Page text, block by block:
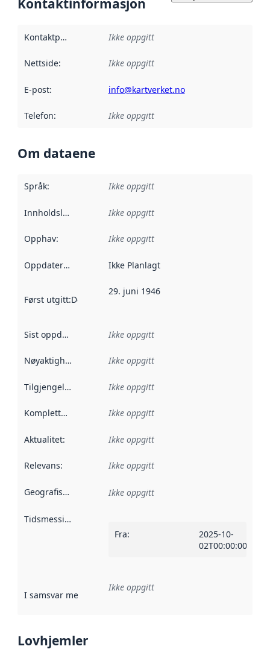
Kontaktinformasjon
Kontaktpunkt Ikke oppgitt
Nettside: Ikke oppgitt
E-post: info@kartverket.no
Telefon: Ikke oppgitt
Om dataene
Språk: Ikke oppgitt
Innholdsleverandører :
Ikke oppgitt
Opphav: Ikke oppgitt
Oppdateringsfrekvens :
Ikke Planlagt
Først utgitt:Denne datoen sier når dataene i dette
29. juni 1946
Sist oppdatert Ikke oppgitt
Nøyaktighet Ikke oppgitt
Tilgjengelighet Ikke oppgitt
Kompletthet Ikke oppgitt
Aktualitet: Ikke oppgitt
Relevans: Ikke oppgitt
Geografisk avgrensning :
Ikke oppgitt
Tidsmessig avgrensning
Fra:
2025-10-
02T00:00:00Z
I samsvar med Referanse til en implementasjonsregel
Ikke oppgitt
Lovhjemler